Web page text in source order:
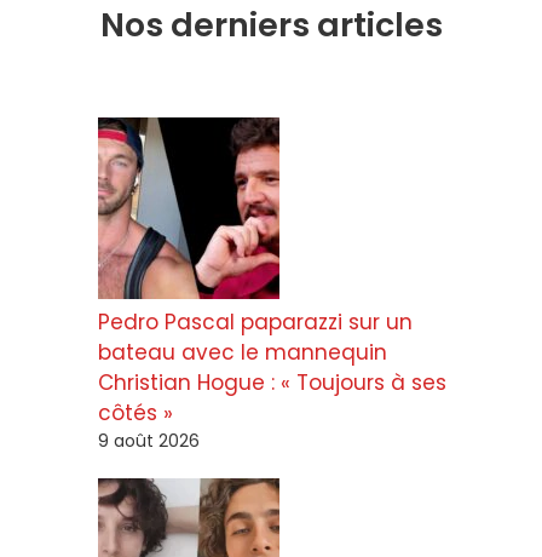
Nos derniers articles
Pedro Pascal paparazzi sur un
bateau avec le mannequin
Christian Hogue : « Toujours à ses
côtés »
9 août 2026